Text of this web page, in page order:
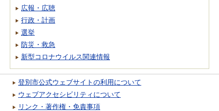
広報・広聴
行政・計画
選挙
防災・救急
新型コロナウイルス関連情報
登別市公式ウェブサイトの利用について
ウェブアクセシビリティについて
リンク・著作権・免責事項